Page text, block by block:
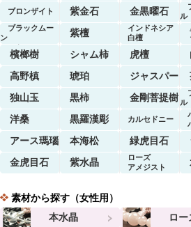
ブロンザイト 紫金石 金黒曜石
ル
ク
ブラックムー
ン
ストーン
紫檀
インドネシア
白檀
檳榔樹 シャム柿 虎檀
高野槙
琥珀 ジャスパー
独山玉
黒柿 金剛菩提樹 ル
マ
洋桑 黒羅漢彫 カルセドニー
アース瑪瑙
本海松 緑虎目石
金虎目石
紫水晶
ローズ
アメジスト
素材から探す（女性用）
本水晶
ローズク